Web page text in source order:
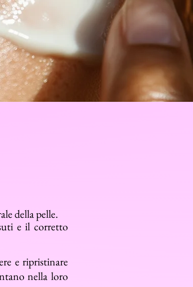
della pelle.
e il corretto
e ripristinare
nella loro